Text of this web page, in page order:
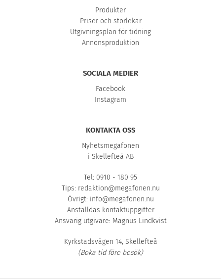
Produkter
Priser och storlekar
Utgivningsplan för tidning
Annonsproduktion
SOCIALA MEDIER
Facebook
Instagram
KONTAKTA OSS
Nyhetsmegafonen
i Skellefteå AB
Tel: 0910 - 180 95
Tips: redaktion@megafonen.nu
Övrigt: info@megafonen.nu
Anställdas kontaktuppgifter
Ansvarig utgivare: Magnus Lindkvist
Kyrkstadsvägen 14, Skellefteå
(Boka tid före besök)